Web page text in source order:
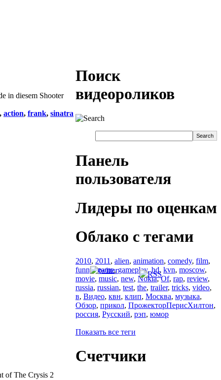
in diesem Shooter
, action, frank, sinatra
of The Crysis 2
Поиск
видеороликов
Панель
пользователя
Лидеры по оценкам
Облако с тегами
2010, 2011 , alien, animation, comedy, film,
funny,game,gameplay,hd, kvn, moscow,
movie, music, new, Nokia,Of, rap, review,
russia, russian, test, the, trailer, tricks, video,
в, Видео, квн, клип, Москва, музыка,
Обзор, прикол, ПрожекторПерисХилтон,
россия, Русский, рэп, юмор
Показать все теги
Счетчики